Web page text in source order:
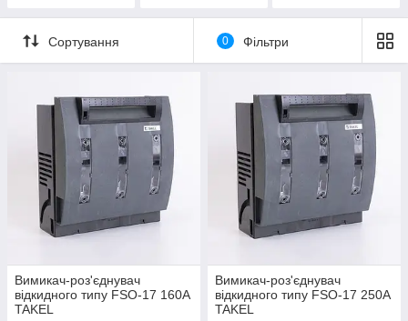
Сортування 0 Фільтри
Вимикач-роз'єднувач
відкидного типу FSO-17 160A
TAKEL
Вимикач-роз'єднувач
відкидного типу FSO-17 250A
TAKEL